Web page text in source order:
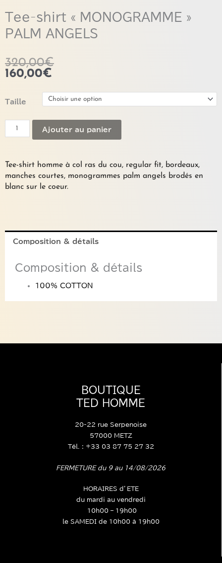
Tee-shirt « MONOGRAMME »
PALM ANGELS
320,00€
160,00€
Taille
quantité
Tee-
shirt
"MONOGRAMME"
ANGELS
Ajouter au panier
Tee-shirt homme à col ras du cou, regular fit, bordeaux,
manches courtes, monogrammes palm angels brodés en
blanc sur le coeur.
Composition & détails
Composition & détails
100% COTTON
BOUTIQUE
TED HOMME
20-22 rue Serpenoise
57000 METZ
Tél. : +33 03 87 75 27 32
FERMETURE du 9 au 14/08/2026
HORAIRES d’ETE
du mardi au vendredi
10h00 – 19h00
le SAMEDI de 10h00 à 19h00